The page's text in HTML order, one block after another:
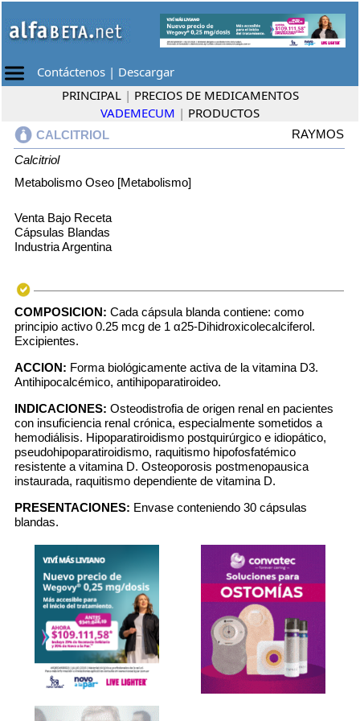
Contáctenos | Descargar
PRINCIPAL | PRECIOS DE MEDICAMENTOS
VADEMECUM | PRODUCTOS
CALCITRIOL
RAYMOS
Calcitriol
Metabolismo Oseo [Metabolismo]
Venta Bajo Receta
Cápsulas Blandas
Industria Argentina
COMPOSICION: Cada cápsula blanda contiene: como
principio activo 0.25 mcg de 1 α25-Dihidroxicolecalciferol.
Excipientes.
ACCION: Forma biológicamente activa de la vitamina D3.
Antihipocalcémico, antihipoparatiroideo.
INDICACIONES: Osteodistrofia de origen renal en pacientes
con insuficiencia renal crónica, especialmente sometidos a
hemodiálisis. Hipoparatiroidismo postquirúrgico e idiopático,
pseudohipoparatiroidismo, raquitismo hipofosfatémico
resistente a vitamina D. Osteoporosis postmenopausica
instaurada, raquitismo dependiente de vitamina D.
PRESENTACIONES: Envase conteniendo 30 cápsulas
blandas.